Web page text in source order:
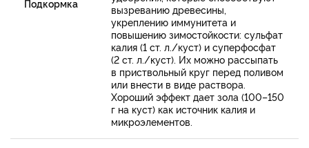
Подкормка
вызреванию древесины,
укреплению иммунитета и
повышению зимостойкости: сульфат
калия (1 ст. л./куст) и суперфосфат
(2 ст. л./куст). Их можно рассыпать
в приствольный круг перед поливом
или внести в виде раствора.
Хороший эффект дает зола (100–150
г на куст) как источник калия и
микроэлементов.